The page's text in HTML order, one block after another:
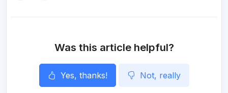
Was this article helpful?
Yes, thanks! Not, really